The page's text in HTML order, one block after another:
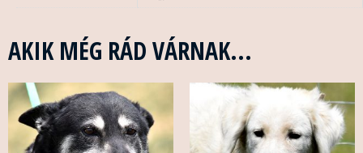
AKIK MÉG RÁD VÁRNAK...